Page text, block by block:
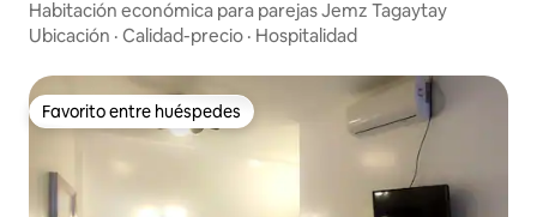
Habitación económica para parejas Jemz Tagaytay
Ubicación · Calidad-precio · Hospitalidad
Favorito entre huéspedes
Favorito entre huéspedes